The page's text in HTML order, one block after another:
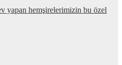
yapan hemşirelerimizin bu özel